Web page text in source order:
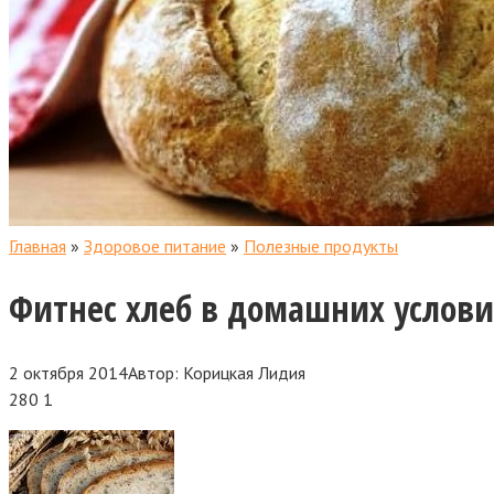
Главная » Здоровое питание » Полезные продукты
Фитнес хлеб в домашних
2 октября 2014Автор: Корицкая Лидия
280 1